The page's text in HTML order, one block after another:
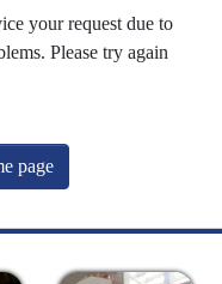
your request due to
Please try again
page